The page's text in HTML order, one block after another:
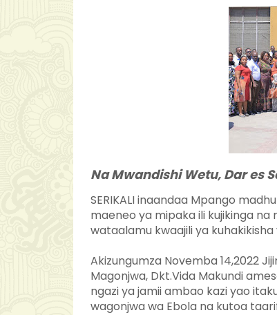
Na Mwandishi Wetu, Dar es
SERIKALI inaandaa Mpango
maeneo ya mipaka ili kujikinga
wataalamu kwaajili ya
Akizungumza Novemba 14,2022
Magonjwa, Dkt.Vida Makundi
ngazi ya jamii ambao kazi yao
wagonjwa wa Ebola na kutoa